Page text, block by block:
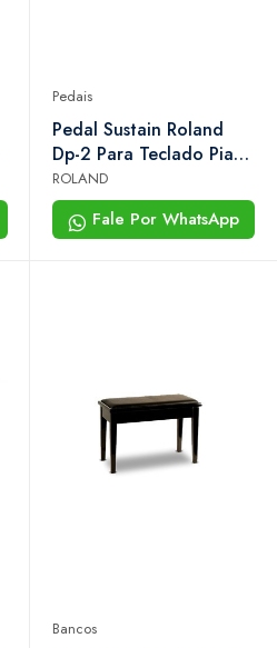
Pedais
Pedal Sustain Roland
Dp-2 Para Teclado Piano
Digital e Sintetizador
ROLAND
Fale Por WhatsApp
Bancos